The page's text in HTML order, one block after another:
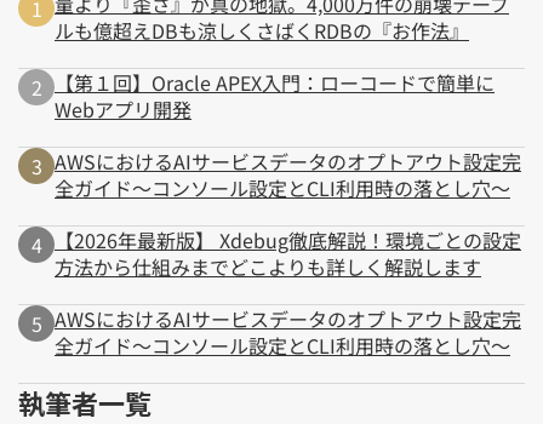
ルも億超えDBも涼しくさばくRDBの『お作法』
【第１回】Oracle APEX入門：ローコードで簡単に
Webアプリ開発
AWSにおけるAIサービスデータのオプトアウト設定完
全ガイド～コンソール設定とCLI利用時の落とし穴～
【2026年最新版】 Xdebug徹底解説！環境ごとの設定
方法から仕組みまでどこよりも詳しく解説します
AWSにおけるAIサービスデータのオプトアウト設定完
全ガイド～コンソール設定とCLI利用時の落とし穴～
執筆者一覧